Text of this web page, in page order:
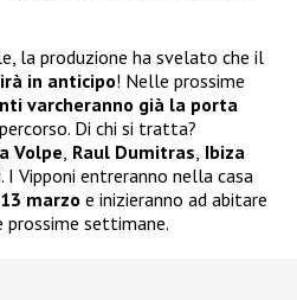
la produzione ha svelato che il
in anticipo! Nelle prossime
varcheranno già la porta
Di chi si tratta?
Volpe, Raul Dumitras, Ibiza
. I Vipponi entreranno nella casa
marzo e inizieranno ad abitare
settimane.